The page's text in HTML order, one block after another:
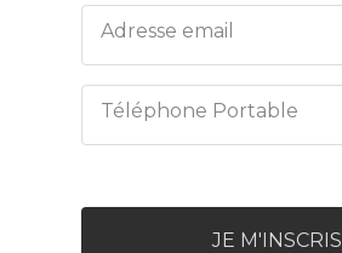
Adresse email
Téléphone Portable
JE M'INSCRIS